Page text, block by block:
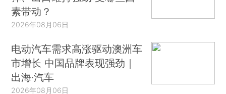
素带动？
2026年08月06日
电动汽车需求高涨驱动澳洲车
市增长 中国品牌表现强劲｜
出海·汽车
2026年08月06日